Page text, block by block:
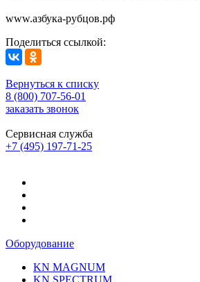
www.азбука-рубцов.рф
Поделиться ссылкой:
Вернуться к списку
8 (800) 707-56-01
заказать звонок
Сервисная служба
+7 (495) 197-71-25
Оборудование
KN MAGNUM
KN SPECTRUM